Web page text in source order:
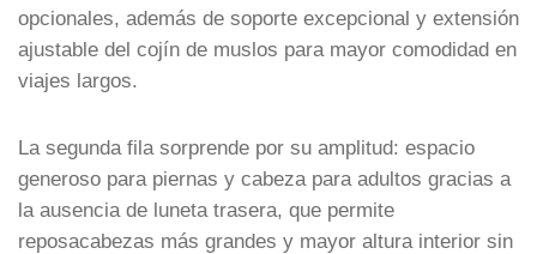
opcionales, además de soporte excepcional y extensión
ajustable del cojín de muslos para mayor comodidad en
viajes largos.
La segunda fila sorprende por su amplitud: espacio
generoso para piernas y cabeza para adultos gracias a
la ausencia de luneta trasera, que permite
reposacabezas más grandes y mayor altura interior sin